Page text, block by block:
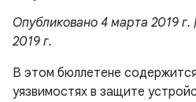
Опубликовано 4 марта 2019
2019 г.
В этом бюллетене
уязвимостях в защите